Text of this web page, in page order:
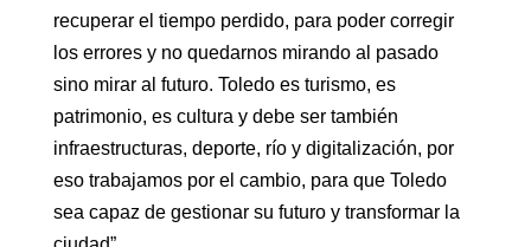
recuperar el tiempo perdido, para poder corregir
los errores y no quedarnos mirando al pasado
sino mirar al futuro. Toledo es turismo, es
patrimonio, es cultura y debe ser también
infraestructuras, deporte, río y digitalización, por
eso trabajamos por el cambio, para que Toledo
sea capaz de gestionar su futuro y transformar la